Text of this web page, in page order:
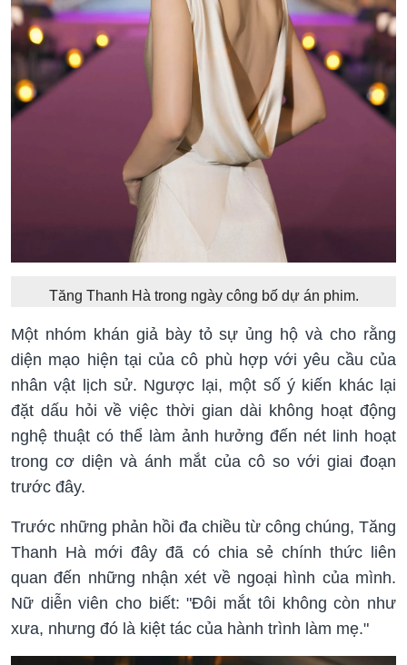
Tăng Thanh Hà trong ngày công bố dự án phim.
Một nhóm khán giả bày tỏ sự ủng hộ và cho rằng
diện mạo hiện tại của cô phù hợp với yêu cầu của
nhân vật lịch sử. Ngược lại, một số ý kiến khác lại
đặt dấu hỏi về việc thời gian dài không hoạt động
nghệ thuật có thể làm ảnh hưởng đến nét linh hoạt
trong cơ diện và ánh mắt của cô so với giai đoạn
trước đây.
Trước những phản hồi đa chiều từ công chúng, Tăng
Thanh Hà mới đây đã có chia sẻ chính thức liên
quan đến những nhận xét về ngoại hình của mình.
Nữ diễn viên cho biết: "Đôi mắt tôi không còn như
xưa, nhưng đó là kiệt tác của hành trình làm mẹ."